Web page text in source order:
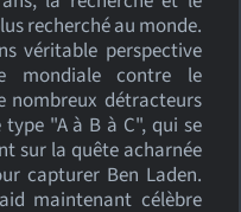
recherché au monde.
véritable perspective
mondiale contre le
nombreux détracteurs
"A à B à C", qui se
sur la quête acharnée
capturer Ben Laden.
maintenant célèbre